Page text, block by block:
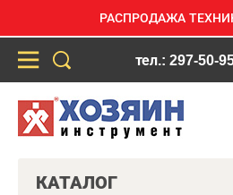
РАСПРОДАЖА
тел.: 297-50-
КАТАЛОГ